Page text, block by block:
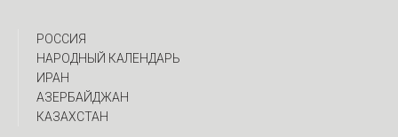
РОССИЯ
НАРОДНЫЙ КАЛЕНДАРЬ
ИРАН
АЗЕРБАЙДЖАН
КАЗАХСТАН